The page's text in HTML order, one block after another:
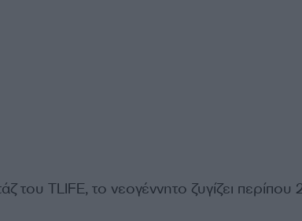
TLIFE, το νεογέννητο ζυγίζει περίπου